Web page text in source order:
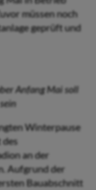
müssen noch
geprüft und
Anfang Mai soll
Winterpause
an der
Aufgrund der
Bauabschnitt